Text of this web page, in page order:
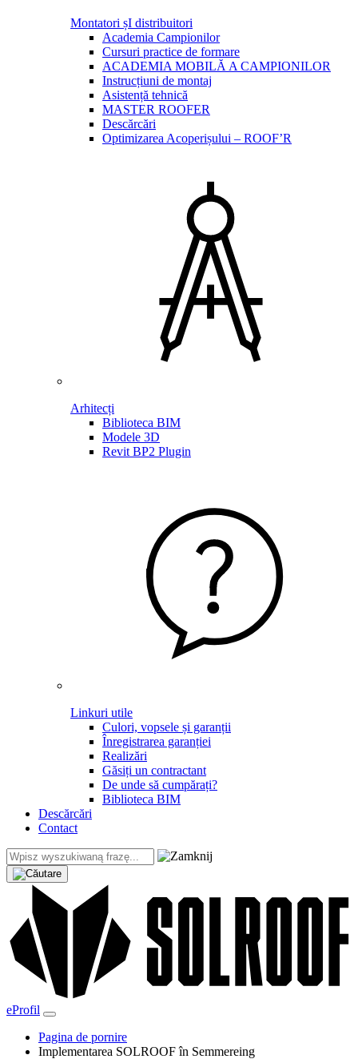
Montatori șI distribuitori
Academia Campionilor
Cursuri practice de formare
ACADEMIA MOBILĂ A CAMPIONILOR
Instrucțiuni de montaj
Asistență tehnică
MASTER ROOFER
Descărcări
Optimizarea Acoperișului – ROOF’R
Arhitecți
Biblioteca BIM
Modele 3D
Revit BP2 Plugin
Linkuri utile
Culori, vopsele și garanții
Înregistrarea garanției
Realizări
Găsiți un contractant
De unde să cumpărați?
Biblioteca BIM
Descărcări
Contact
eProfil
Pagina de pornire
Implementarea SOLROOF în Semmereing